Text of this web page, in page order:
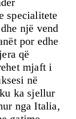
specialitete
një vend
por edhe
që
mjaft i
në
ka sjellur
nga Italia,